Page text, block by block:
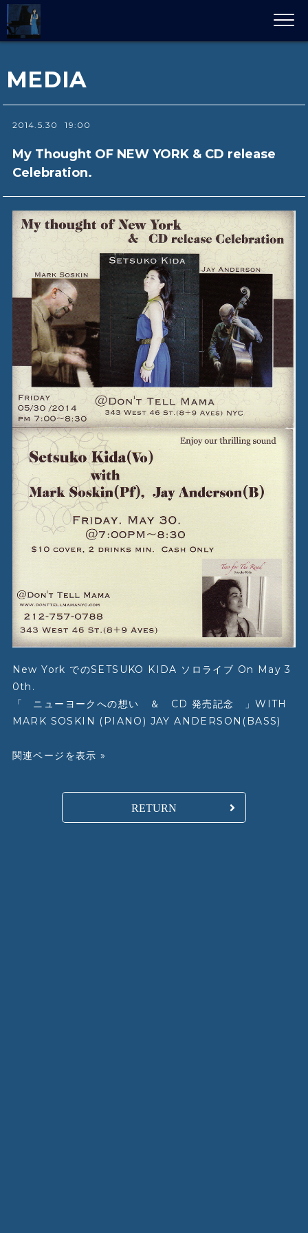
MEDIA
2014.5.30 19:00
My Thought OF NEW YORK & CD release
Celebration.
New York でのSETSUKO KIDA ソロライブ On May 3
0th.
「 ニューヨークへの想い ＆ CD 発売記念 」WITH
MARK SOSKIN (PIANO) JAY ANDERSON(BASS)
関連ページを表示 »
RETURN